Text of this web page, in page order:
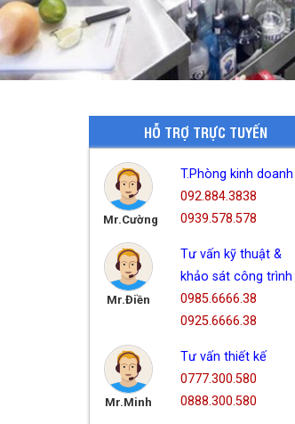
HỖ TRỢ TRỰC TUYẾN
Mr.Cường
T.Phòng kinh doanh
092.884.3838
0939.578.578
Mr.Điền
Tư vấn kỹ thuật &
khảo sát công trình
0985.6666.38
0925.6666.38
Mr.Minh
Tư vấn thiết kế
0777.300.580
0888.300.580